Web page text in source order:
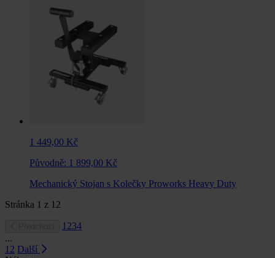
1 449,00 Kč
Původně: 1 899,00 Kč
Mechanický Stojan s Kolečky Proworks Heavy Duty
Stránka 1 z 12
1 234
...
12 Další